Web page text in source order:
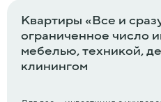
Квартиры «Все и
ограниченное число
мебелью, техникой,
клинингом